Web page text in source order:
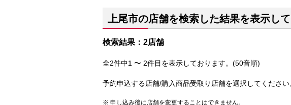
上尾市の店舗を検索した結果を表示し
検索結果：2店舗
全2件中1 〜 2件目を表示しております。(50音順)
予約申込する店舗/購入商品受取り店舗を選択してください
申し込み後に店舗を変更することはできません。